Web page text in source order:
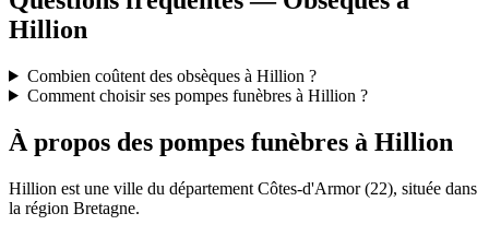
Hillion
Combien coûtent des obsèques à Hillion ?
Comment choisir ses pompes funèbres à Hillion ?
À propos des pompes funèbres à Hillion
Hillion est une ville du département Côtes-d'Armor(22), située dans
la région Bretagne.